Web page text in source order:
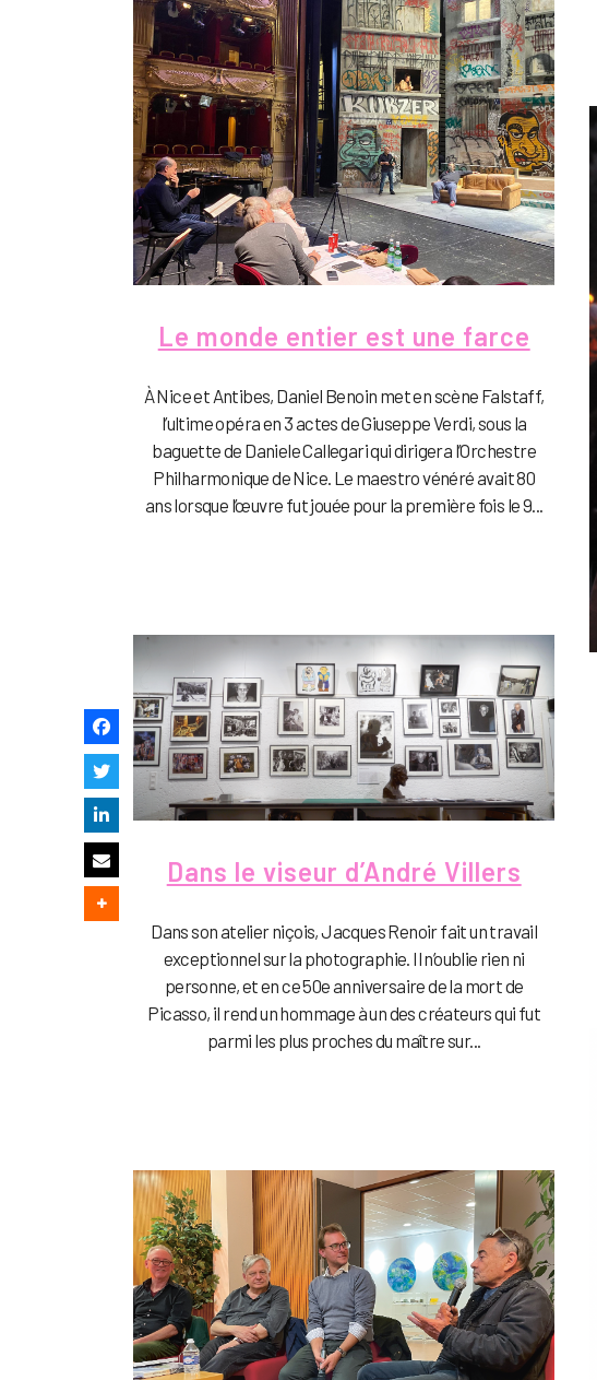
Le monde entier est une farce
À Nice et Antibes, Daniel Benoin met en scène Falstaff,
l’ultime opéra en 3 actes de Giuseppe Verdi, sous la
baguette de Daniele Callegari qui dirigera l’Orchestre
Philharmonique de Nice. Le maestro vénéré avait 80
ans lorsque l’œuvre fut jouée pour la première fois le 9...
Dans le viseur d’André Villers
Dans son atelier niçois, Jacques Renoir fait un travail
exceptionnel sur la photographie. Il n’oublie rien ni
personne, et en ce 50e anniversaire de la mort de
Picasso, il rend un hommage à un des créateurs qui fut
parmi les plus proches du maître sur...